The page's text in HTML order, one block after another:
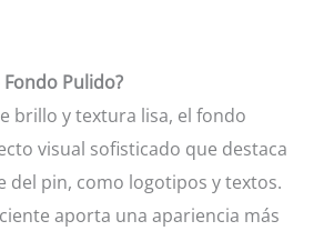
Pulido?
brillo y textura lisa, el fondo
visual sofisticado que destaca
del pin, como logotipos y textos.
aporta una apariencia más